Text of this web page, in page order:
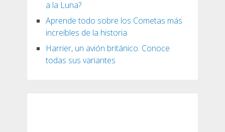
a la Luna?
Aprende todo sobre los Cometas más
increíbles de la historia
Harrier, un avión británico. Conoce
todas sus variantes